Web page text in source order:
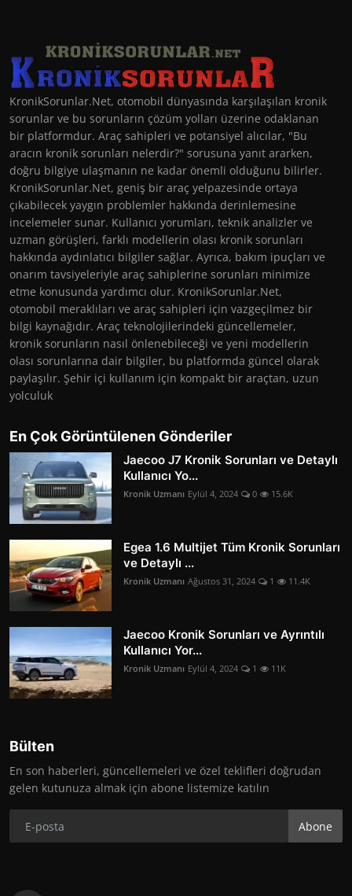
KronikSorunlar.Net, otomobil dünyasında karşılaşılan kronik
sorunlar ve bu sorunların çözüm yolları üzerine odaklanan
bir platformdur. Araç sahipleri ve potansiyel alıcılar, "Bu
aracın kronik sorunları nelerdir?" sorusuna yanıt ararken,
doğru bilgiye ulaşmanın ne kadar önemli olduğunu bilirler.
KronikSorunlar.Net, geniş bir araç yelpazesinde ortaya
çıkabilecek yaygın problemler hakkında derinlemesine
incelemeler sunar. Kullanıcı yorumları, teknik analizler ve
uzman görüşleri, farklı modellerin olası kronik sorunları
hakkında aydınlatıcı bilgiler sağlar. Ayrıca, bakım ipuçları ve
onarım tavsiyeleriyle araç sahiplerine sorunları minimize
etme konusunda yardımcı olur. KronikSorunlar.Net,
otomobil meraklıları ve araç sahipleri için vazgeçilmez bir
bilgi kaynağıdır. Araç teknolojilerindeki güncellemeler,
kronik sorunların nasıl önlenebileceği ve yeni modellerin
olası sorunlarına dair bilgiler, bu platformda güncel olarak
paylaşılır. Şehir içi kullanım için kompakt bir araçtan, uzun
yolculuk
En Çok Görüntülenen Gönderiler
Jaecoo J7 Kronik Sorunları ve Detaylı
Kullanıcı Yo...
Kronik Uzmanı Eylül 4, 2024 0 15.6K
Egea 1.6 Multijet Tüm Kronik Sorunları
ve Detaylı ...
Kronik Uzmanı Ağustos 31, 2024 1 11.4K
Jaecoo Kronik Sorunları ve Ayrıntılı
Kullanıcı Yor...
Kronik Uzmanı Eylül 4, 2024 1 11K
Bülten
En son haberleri, güncellemeleri ve özel teklifleri doğrudan
gelen kutunuza almak için abone listemize katılın
Abone